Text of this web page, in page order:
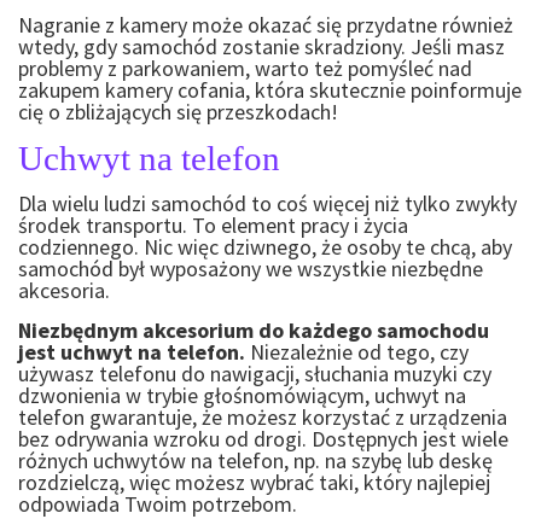
Nagranie z kamery może okazać się przydatne również
wtedy, gdy samochód zostanie skradziony. Jeśli masz
problemy z parkowaniem, warto też pomyśleć nad
zakupem kamery cofania, która skutecznie poinformuje
cię o zbliżających się przeszkodach!
Uchwyt na telefon
Dla wielu ludzi samochód to coś więcej niż tylko zwykły
środek transportu. To element pracy i życia
codziennego. Nic więc dziwnego, że osoby te chcą, aby
samochód był wyposażony we wszystkie niezbędne
akcesoria.
Niezbędnym akcesorium do każdego samochodu
jest uchwyt na telefon. Niezależnie od tego, czy
używasz telefonu do nawigacji, słuchania muzyki czy
dzwonienia w trybie głośnomówiącym, uchwyt na
telefon gwarantuje, że możesz korzystać z urządzenia
bez odrywania wzroku od drogi. Dostępnych jest wiele
różnych uchwytów na telefon, np. na szybę lub deskę
rozdzielczą, więc możesz wybrać taki, który najlepiej
odpowiada Twoim potrzebom.